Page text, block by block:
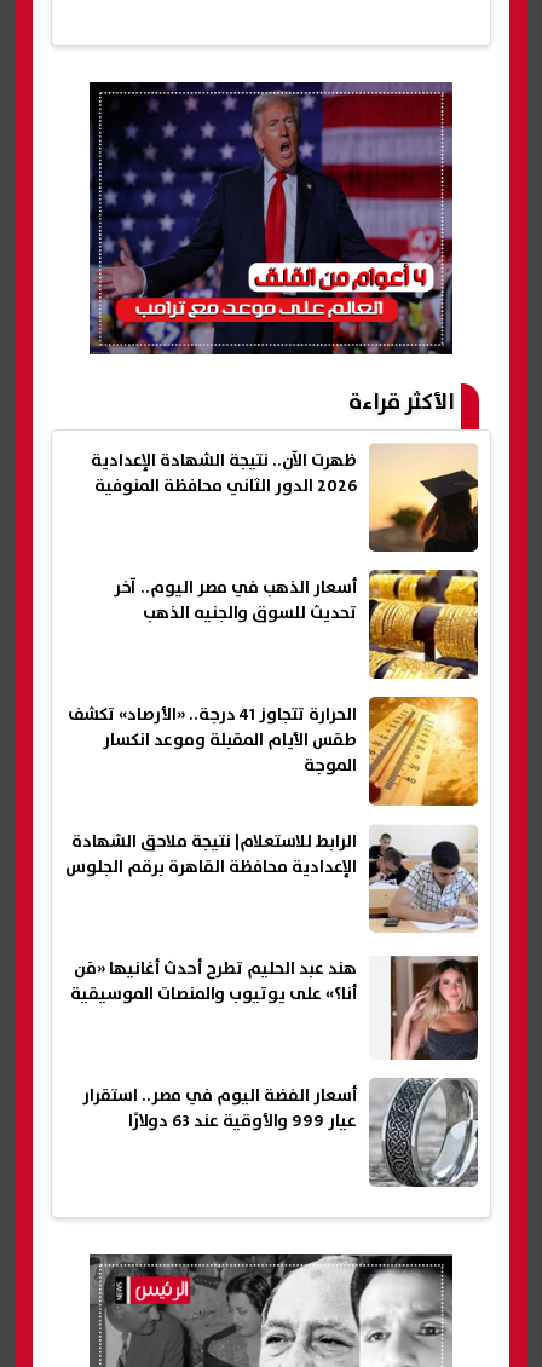
الأكثر قراءة
ظهرت الآن.. نتيجة الشهادة الإعدادية
2026 الدور الثاني محافظة المنوفية
أسعار الذهب في مصر اليوم.. آخر
تحديث للسوق والجنيه الذهب
الحرارة تتجاوز 41 درجة.. «الأرصاد» تكشف
طقس الأيام المقبلة وموعد انكسار
الموجة
الرابط للاستعلام| نتيجة ملاحق الشهادة
الإعدادية محافظة القاهرة برقم الجلوس
هند عبد الحليم تطرح أحدث أغانيها «مَن
أنا؟» على يوتيوب والمنصات الموسيقية
أسعار الفضة اليوم في مصر.. استقرار
عيار 999 والأوقية عند 63 دولارًا